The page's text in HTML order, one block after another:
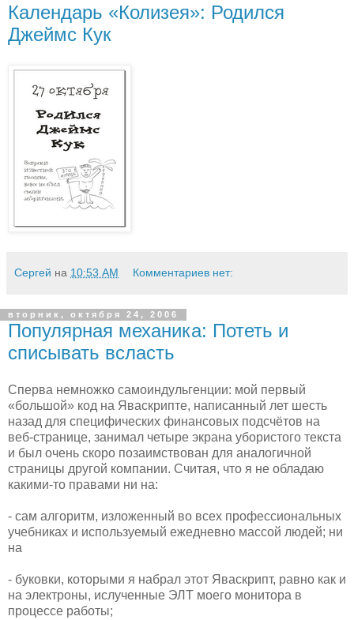
Календарь «Колизея»: Родился
Джеймс Кук
Сергей на 10:53 AM Комментариев нет:
вторник, октября 24, 2006
Популярная механика: Потеть и
списывать всласть
Сперва немножко самоиндульгенции: мой первый
«большой» код на Яваскрипте, написанный лет шесть
назад для специфических финансовых подсчётов на
веб-странице, занимал четыре экрана убористого текста
и был очень скоро позаимствован для аналогичной
страницы другой компании. Считая, что я не обладаю
какими-то правами ни на:
- сам алгоритм, изложенный во всех профессиональных
учебниках и используемый ежедневно массой людей; ни
на
- буковки, которыми я набрал этот Яваскрипт, равно как и
на электроны, ислученные ЭЛТ моего монитора в
процессе работы;